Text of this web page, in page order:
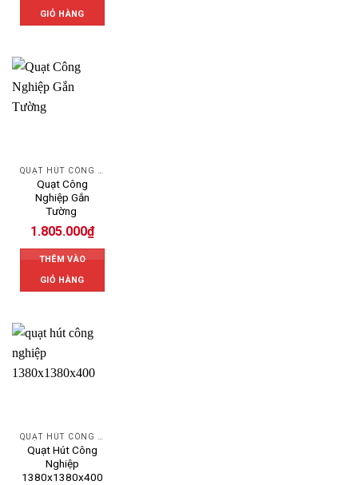
GIỎ HÀNG
Quạt Công
Nghiệp Gắn
Tường
1.805.000₫
THÊM VÀO
GIỎ HÀNG
Quạt Hút Công
Nghiệp
1380x1380x400